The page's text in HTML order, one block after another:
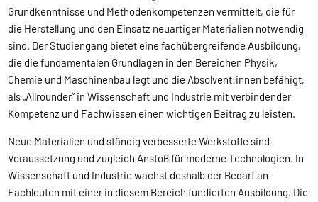
Grundkenntnisse und Methodenkompetenzen vermittelt, die für
die Herstellung und den Einsatz neuartiger Materialien notwendig
sind. Der Studiengang bietet eine fachübergreifende Ausbildung,
die die fundamentalen Grundlagen in den Bereichen Physik,
Chemie und Maschinenbau legt und die Absolvent:innen befähigt,
als „Allrounder“ in Wissenschaft und Industrie mit verbindender
Kompetenz und Fachwissen einen wichtigen Beitrag zu leisten.
Neue Materialien und ständig verbesserte Werkstoffe sind
Voraussetzung und zugleich Anstoß für moderne Technologien. In
Wissenschaft und Industrie wachst deshalb der Bedarf an
Fachleuten mit einer in diesem Bereich fundierten Ausbildung. Die